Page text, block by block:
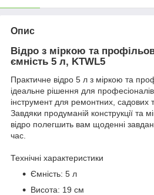
Опис
Відро з міркою та
ємність 5 л, KTWL5
Практичне відро 5 л з міркою та
ідеальне рішення для
інструмент для ремонтних, садових
Завдяки продуманій конструкції та
відро полегшить вам щоденні
час.
Технічні характеристики
Ємність: 5 л
Висота: 19 см